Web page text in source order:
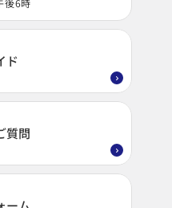
後6時
ド
質問